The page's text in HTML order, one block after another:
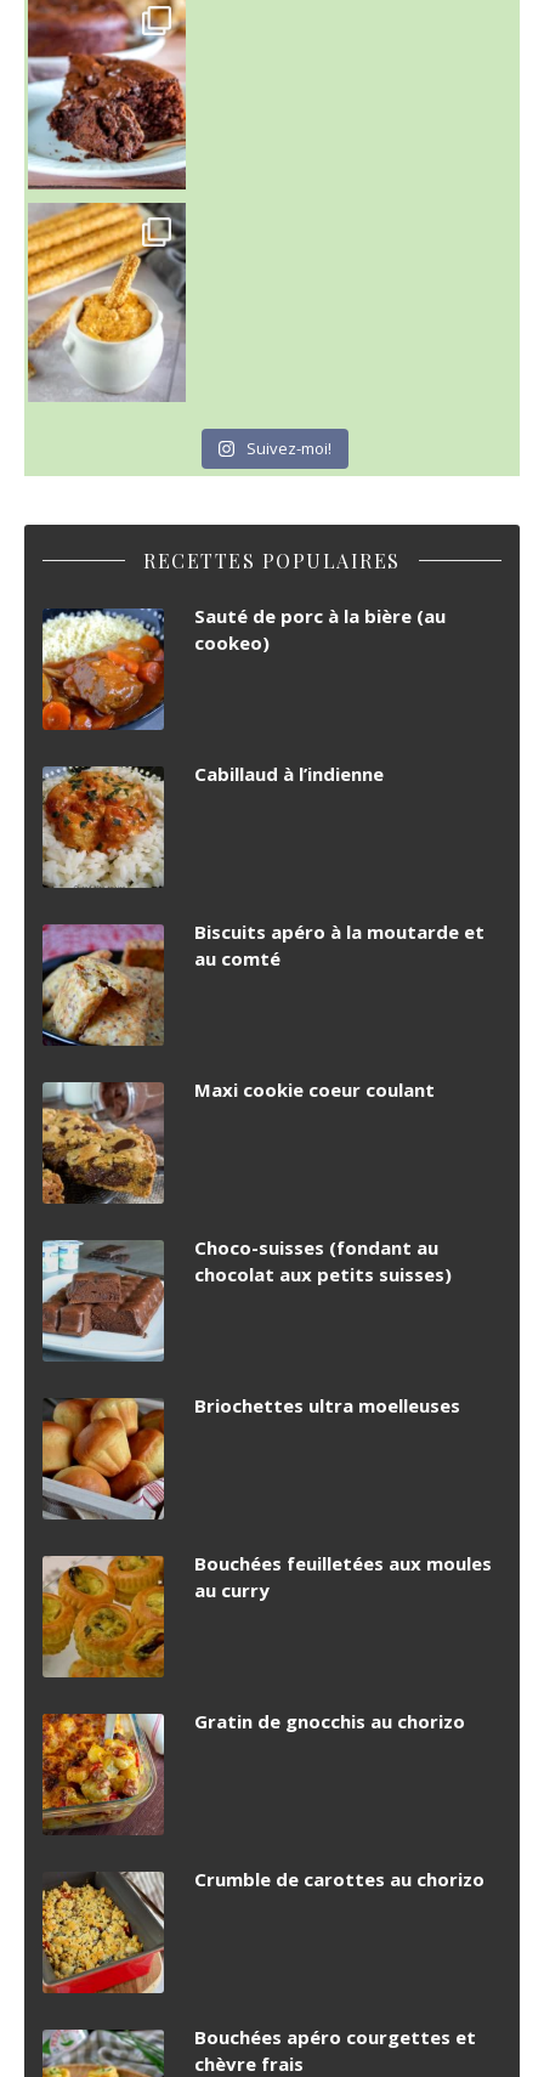
~ GÂTEAU FONDANT CHOCO NOISETTE ~
C'est lundi
Suivez-moi!
RECETTES POPULAIRES
Sauté de porc à la bière (au
cookeo)
Cabillaud à l’indienne
Biscuits apéro à la moutarde et
au comté
Maxi cookie coeur coulant
Choco-suisses (fondant au
chocolat aux petits suisses)
Briochettes ultra moelleuses
Bouchées feuilletées aux moules
au curry
Gratin de gnocchis au chorizo
Crumble de carottes au chorizo
Bouchées apéro courgettes et
chèvre frais